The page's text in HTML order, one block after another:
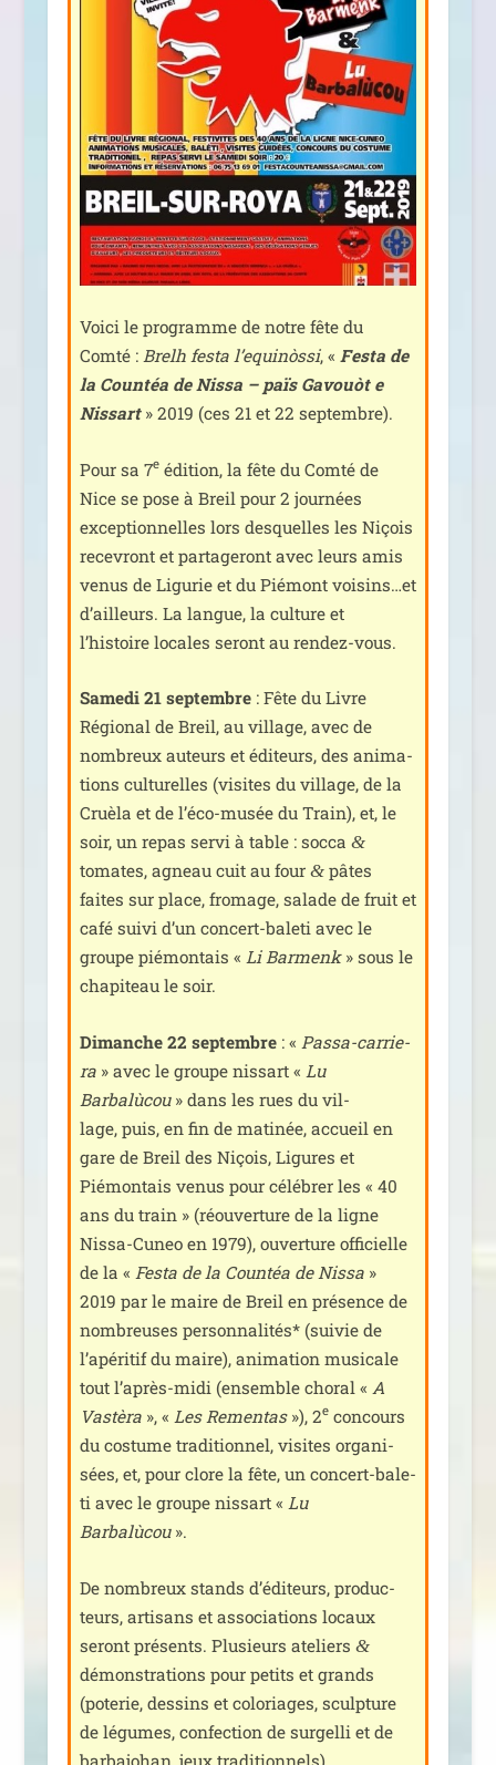
Voici le pro­gramme de notre fête du
Comté : Brelh fes­ta l’equinòssi, « Festa de
la Countéa de Nissa – païs Gavouòt e
Nissart» 2019 (ces 21 et 22 septembre).
Pour sa 7eédi­tion, la fête du Comté de
Nice se pose à Breil pour 2 jour­nées
excep­tion­nelles lors des­quelles les Niçois
rece­vront et par­ta­ge­ront avec leurs amis
venus de Ligurie et du Piémont voisins…et
d’ailleurs. La langue, la culture et
l’histoire locales seront au rendez-vous.
Samedi 21 sep­tembre: Fête du Livre
Régional de Breil, au vil­lage, avec de
nom­breux auteurs et édi­teurs, des ani­ma­
tions cultu­relles (visites du vil­lage, de la
Cruèla et de l’éco-musée du Train), et, le
soir, un repas ser­vi à table : soc­ca &
tomates, agneau cuit au four &pâtes
faites sur place, fro­mage, salade de fruit et
café sui­vi d’un concert-bale­ti avec le
groupe pié­mon­tais « Li Barmenk» sous le
cha­pi­teau le soir.
Dimanche 22 sep­tembre: « Passa-car­rie­
ra» avec le groupe nis­sart « Lu
Barbalùcou» dans les rues du vil­
lage, puis, en fin de mati­née, accueil en
gare de Breil des Niçois, Ligures et
Piémontais venus pour célé­brer les « 40
ans du train » (réou­ver­ture de la ligne
Nissa-Cuneo en 1979), ouver­ture offi­cielle
de la « Festa de la Countéa de Nissa»
2019 par le maire de Breil en pré­sence de
nom­breuses per­son­na­li­tés* (sui­vie de
l’apéritif du maire), ani­ma­tion musi­cale
tout l’après-midi (ensemble cho­ral « A
Vastèra», « Les Rementas»), 2econcours
du cos­tume tra­di­tion­nel, visites orga­ni­
sées, et, pour clore la fête, un concert-bale­
ti avec le groupe nis­sart « Lu
Barbalùcou».
De nom­breux stands d’éditeurs, pro­duc­
teurs, arti­sans et asso­cia­tions locaux
seront pré­sents. Plusieurs ate­liers &
démons­tra­tions pour petits et grands
(pote­rie, des­sins et colo­riages, sculp­ture
de légumes, confec­tion de sur­gel­li et de
bar­ba­jo­han, jeux tra­di­tion­nels).